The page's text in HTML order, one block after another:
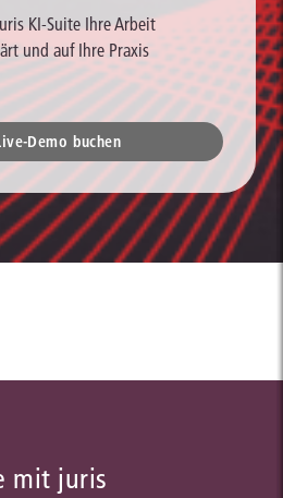
KI-Suite Ihre Arbeit
und auf Ihre Praxis
Demo buchen
mit juris